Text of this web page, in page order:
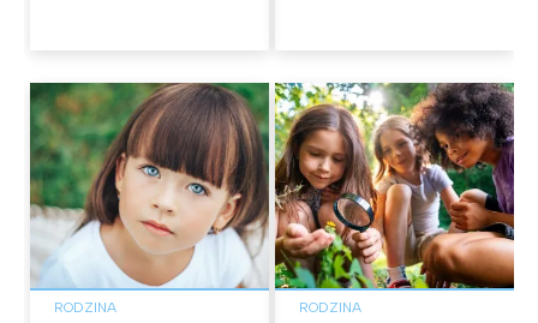
RODZINA RODZINA